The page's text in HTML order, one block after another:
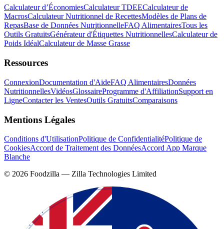
Calculateur d’ÉconomiesCalculateur TDEECalculateur de
MacrosCalculateur Nutritionnel de RecettesModèles de Plans de
RepasBase de Données NutritionnelleFAQ AlimentairesTous les
Outils GratuitsGénérateur d'Étiquettes NutritionnellesCalculateur de
Poids IdéalCalculateur de Masse Grasse
Ressources
ConnexionDocumentation d'AideFAQ AlimentairesDonnées
NutritionnellesVidéosGlossaireProgramme d'AffiliationSupport en
LigneContacter les VentesOutils GratuitsComparaisons
Mentions Légales
Conditions d'UtilisationPolitique de ConfidentialitéPolitique de
CookiesAccord de Traitement des DonnéesAccord App Marque
Blanche
© 2026 Foodzilla — Zilla Technologies Limited